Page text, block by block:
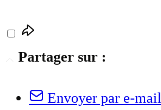
Partager sur :
Envoyer par e-mail